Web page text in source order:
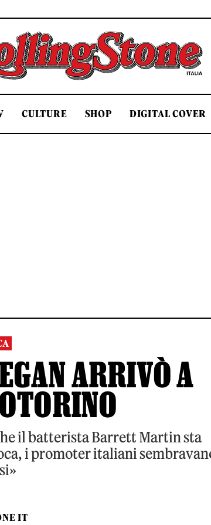
Rolling Stone Italia
CULTURE SHOP DIGITAL COVER
ARRIVÒ A
il batterista Barrett Martin sta
i promoter italiani
IT